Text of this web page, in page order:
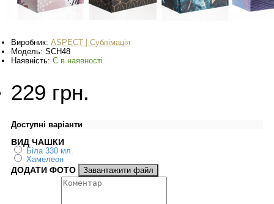
Виробник: ASPECT | Сублімація
Модель: SCH48
Наявність: Є в наявності
229 грн.
Доступні варіанти
ВИД ЧАШКИ
Біла 330 мл.
Хамелеон
ДОДАТИ ФОТО Завантажити файл